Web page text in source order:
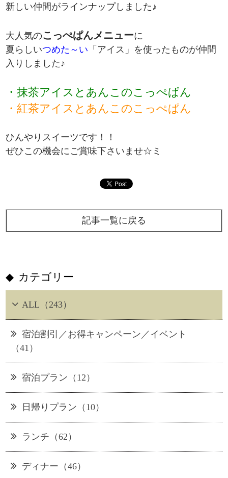
新しい仲間がラインナップしました♪
大人気のこっぺぱんメニューに
夏らしいつめた～い 「アイス」を使ったものが仲間
入りしました♪
・抹茶アイスとあんこのこっぺぱん
・紅茶アイスとあんこのこっぺぱん
ひんやりスイーツです！！
ぜひこの機会にご賞味下さいませ☆ミ
記事一覧に戻る
カテゴリー
ALL（243）
宿泊割引／お得キャンペーン／イベント
（41）
宿泊プラン（12）
日帰りプラン（10）
ランチ（62）
ディナー（46）